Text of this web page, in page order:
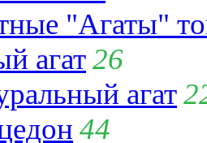
"Агаты"
агат26
агат
44